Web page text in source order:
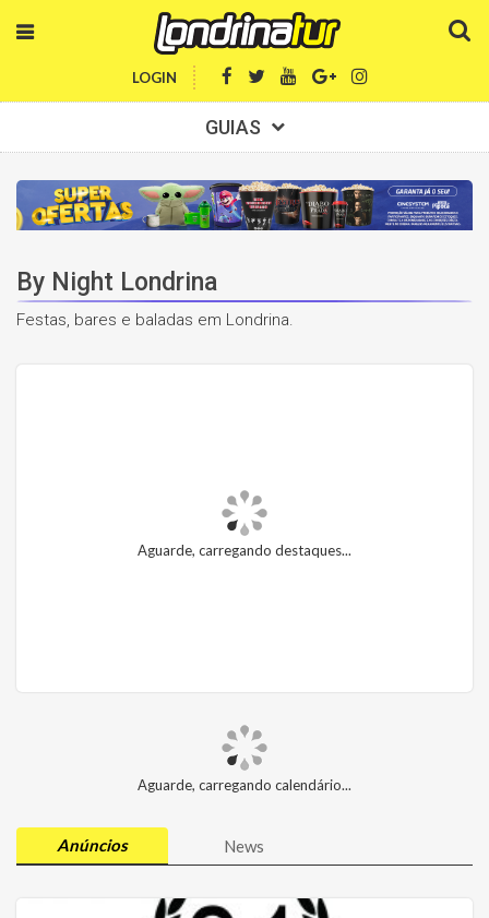
LOGIN
GUIAS
By Night Londrina
Festas, bares e baladas em Londrina.
Aguarde, carregando destaques...
Aguarde, carregando calendário...
Anúncios News